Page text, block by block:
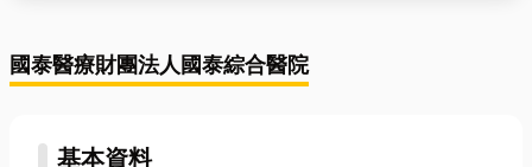
國泰醫療財團法人國泰綜合醫院
基本資料